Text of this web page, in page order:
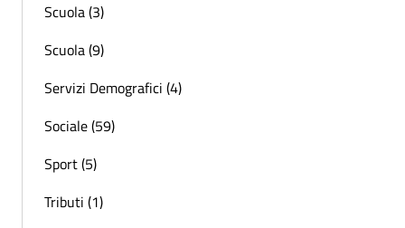
Scuola (3)
Scuola (9)
Servizi Demografici (4)
Sociale (59)
Sport (5)
Tributi (1)